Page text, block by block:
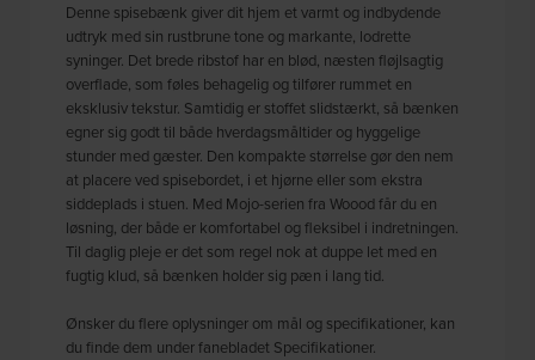
Denne spisebænk giver dit hjem et varmt og indbydende
udtryk med sin rustbrune tone og markante, lodrette
syninger. Det brede ribstof har en blød, næsten fløjlsagtig
overflade, som føles behagelig og tilfører rummet en
eksklusiv tekstur. Samtidig er stoffet slidstærkt, så bænken
egner sig godt til både hverdagsmåltider og hyggelige
stunder med gæster. Den kompakte størrelse gør den nem
at placere ved spisebordet, i et hjørne eller som ekstra
siddeplads i stuen. Med Mojo-serien fra Woood får du en
løsning, der både er komfortabel og fleksibel i indretningen.
Til daglig pleje er det som regel nok at duppe let med en
fugtig klud, så bænken holder sig pæn i lang tid.
Ønsker du flere oplysninger om mål og specifikationer, kan
du finde dem under fanebladet Specifikationer.